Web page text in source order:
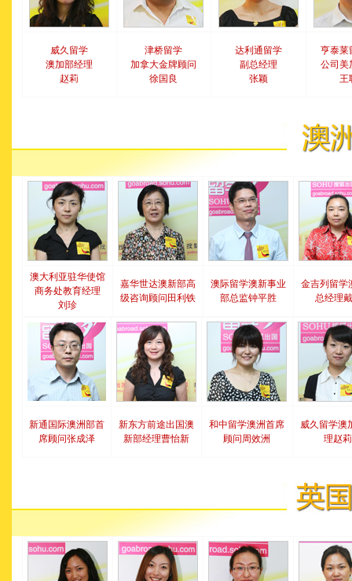
威久留学
澳加部经理
赵莉
津桥留学
加拿大金牌顾问
徐国良
达利通留学
副总经理
张颖
亨泰莱
公司美
王
澳大利亚驻华使馆
商务处教育经理
刘珍
嘉华世达澳新部高
级咨询顾问田利铁
澳际留学澳新事业
部总监钟平胜
金吉列留学
总经理
新通国际澳洲部首
席顾问张成泽
新东方前途出国澳
新部经理曹怡新
和中留学澳洲首席
顾问周效洲
威久留学澳
理赵莉